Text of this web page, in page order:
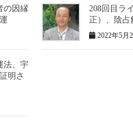
の因縁
208回目ラ
正）、陰
2022年5月
法、宇
明さ